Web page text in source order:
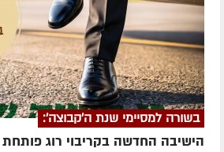
בשורה למסיימי שנת ה'קבוצה':
הישיבה החדשה בקריבוי רוג